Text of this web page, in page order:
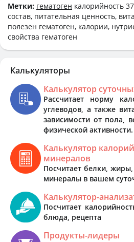
Метки: гематоген калорийность
состав, питательная ценность,
полезен гематоген, калории,
свойства гематоген
Калькуляторы
Калькулятор
Рассчитает норму
углеводов, а также
зависимости от пола,
физической активности.
Калькулятор
минералов
Посчитает белки,
минералы в вашем
Калькулятор-
Посчитает
блюда, рецепта
Продукты-лидеры